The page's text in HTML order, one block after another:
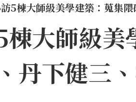
5棟大師級美學建築：蒐集
棟大師級
丹下健三